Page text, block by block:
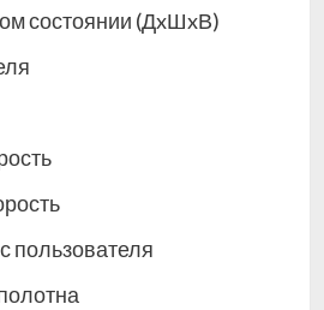
состоянии (ДxШxВ)
пользователя